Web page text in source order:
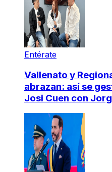
Entérate
Vallenato y
abrazan: así se
Josi Cuen con